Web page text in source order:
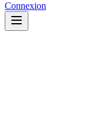
Connexion